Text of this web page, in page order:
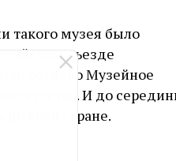
такого музея было
съезде
создано Музейное
И до
всей стране.